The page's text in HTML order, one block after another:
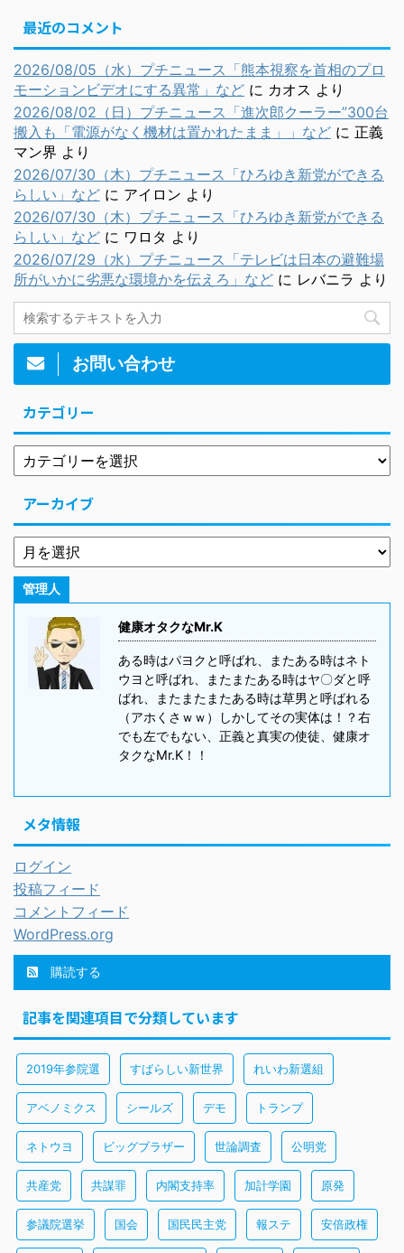
最近のコメント
2026/08/05（水）プチニュース「熊本視察を首相のプロ
モーションビデオにする異常」など に カオス より
2026/08/02（日）プチニュース「進次郎クーラー”300台
搬入も「電源がなく機材は置かれたまま」」など に 正義
マン界 より
2026/07/30（木）プチニュース「ひろゆき新党ができる
らしい」など に アイロン より
2026/07/30（木）プチニュース「ひろゆき新党ができる
らしい」など に ワロタ より
2026/07/29（水）プチニュース「テレビは日本の避難場
所がいかに劣悪な環境かを伝えろ」など に レバニラ より
お問い合わせ
カテゴリー
アーカイブ
管理人
健康オタクなMr.K
ある時はパヨクと呼ばれ、またある時はネト
ウヨと呼ばれ、またまたある時はヤ〇ダと呼
ばれ、またまたまたある時は草男と呼ばれる
（アホくさｗｗ）しかしてその実体は！？右
でも左でもない、正義と真実の使徒、健康オ
タクなMr.K！！
メタ情報
ログイン
投稿フィード
コメントフィード
WordPress.org
購読する
記事を関連項目で分類しています
2019年参院選 すばらしい新世界 れいわ新選組
アベノミクス シールズ デモ トランプ
ネトウヨ ビッグブラザー 世論調査 公明党
共産党 共謀罪 内閣支持率 加計学園 原発
参議院選挙 国会 国民民主党 報ステ 安倍政権